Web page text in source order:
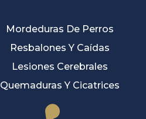
Mordeduras De Perros
Resbalones Y Caídas
Lesiones Cerebrales
Quemaduras Y Cicatrices